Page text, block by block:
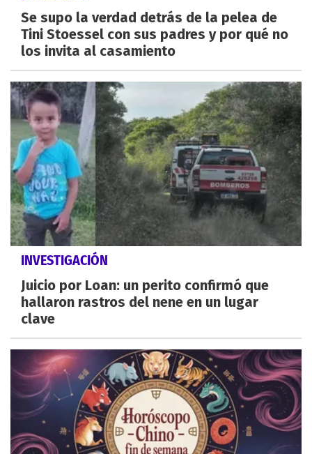
Se supo la verdad detrás de la pelea de
Tini Stoessel con sus padres y por qué no
los invita al casamiento
INVESTIGACIÓN
Juicio por Loan: un perito confirmó que
hallaron rastros del nene en un lugar
clave